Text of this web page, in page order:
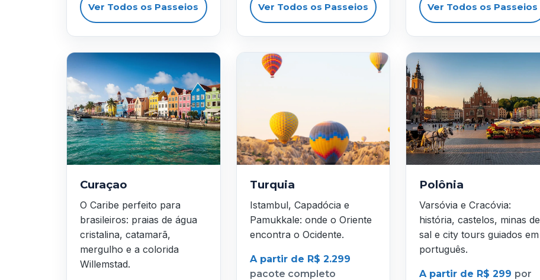
Ver Todos os Passeios Ver Todos os Passeios Ver Todos os Passeios
Curaçao
O Caribe perfeito para
brasileiros: praias de água
cristalina, catamarã,
mergulho e a colorida
Willemstad.
Turquia
Istambul, Capadócia e
Pamukkale: onde o Oriente
encontra o Ocidente.
A partir de R$ 2.299
pacote completo
Polônia
Varsóvia e Cracóvia:
história, castelos, minas de
sal e city tours guiados em
português.
A partir de R$ 299 por